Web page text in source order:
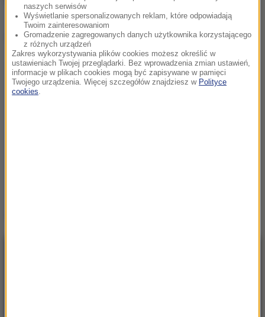
Dalsza część artykułu pod materiałem video:
naszych serwisów
Wyświetlanie spersonalizowanych reklam, które odpowiadają
Twoim zainteresowaniom
Gromadzenie zagregowanych danych użytkownika korzystającego
z różnych urządzeń
Zakres wykorzystywania plików cookies możesz określić w
ustawieniach Twojej przeglądarki. Bez wprowadzenia zmian ustawień,
informacje w plikach cookies mogą być zapisywane w pamięci
Twojego urządzenia. Więcej szczegółów znajdziesz w Polityce
cookies